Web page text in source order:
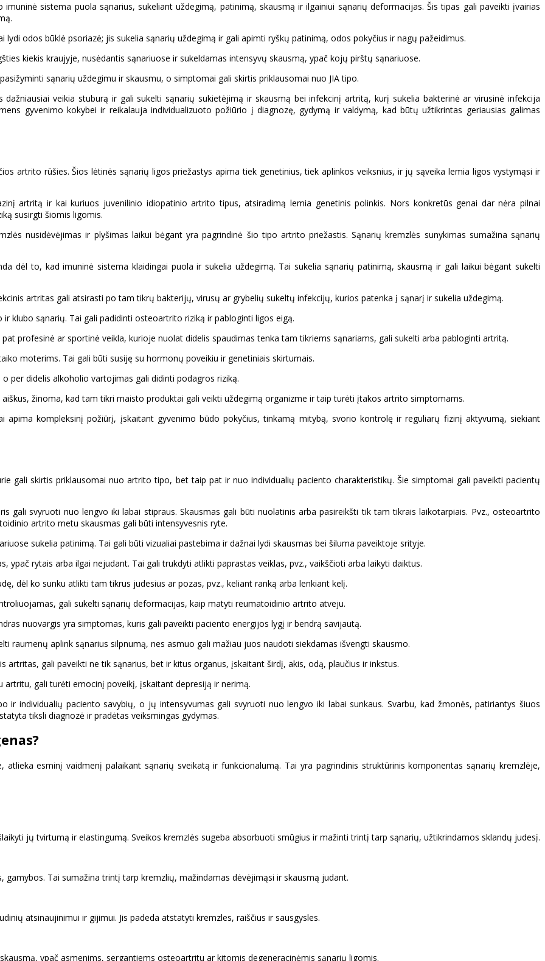
sistema puola sąnarius, sukeliant uždegimą, patinimą, skausmą ir ilgainiui sąnarių deformacijas. Šis tipas gali paveikti įvairias
odos būklė psoriazė; jis sukelia sąnarių uždegimą ir gali apimti ryškų patinimą, odos pokyčius ir nagų pažeidimus.
kiekis kraujyje, nusėdantis sąnariuose ir sukeldamas intensyvų skausmą, ypač kojų pirštų sąnariuose.
sąnarių uždegimu ir skausmu, o simptomai gali skirtis priklausomai nuo JIA tipo.
veikia stuburą ir gali sukelti sąnarių sukietėjimą ir skausmą bei infekcinį artritą, kurį sukelia bakterinė ar virusinė infekcija
gyvenimo kokybei ir reikalauja individualizuoto požiūrio į diagnozę, gydymą ir valdymą, kad būtų užtikrintas geriausias galimas
artrito rūšies. Šios lėtinės sąnarių ligos priežastys apima tiek genetinius, tiek aplinkos veiksnius, ir jų sąveika lemia ligos vystymąsi ir
artritą ir kai kuriuos juvenilinio idiopatinio artrito tipus, atsiradimą lemia genetinis polinkis. Nors konkretūs genai dar nėra pilnai
susirgti šiomis ligomis.
nusidėvėjimas ir plyšimas laikui bėgant yra pagrindinė šio tipo artrito priežastis. Sąnarių kremzlės sunykimas sumažina sąnarių
dėl to, kad imuninė sistema klaidingai puola ir sukelia uždegimą. Tai sukelia sąnarių patinimą, skausmą ir gali laikui bėgant sukelti
artritas gali atsirasti po tam tikrų bakterijų, virusų ar grybelių sukeltų infekcijų, kurios patenka į sąnarį ir sukelia uždegimą.
klubo sąnarių. Tai gali padidinti osteoartrito riziką ir pabloginti ligos eigą.
profesinė ar sportinė veikla, kurioje nuolat didelis spaudimas tenka tam tikriems sąnariams, gali sukelti arba pabloginti artritą.
moterims. Tai gali būti susiję su hormonų poveikiu ir genetiniais skirtumais.
per didelis alkoholio vartojimas gali didinti podagros riziką.
žinoma, kad tam tikri maisto produktai gali veikti uždegimą organizme ir taip turėti įtakos artrito simptomams.
apima kompleksinį požiūrį, įskaitant gyvenimo būdo pokyčius, tinkamą mitybą, svorio kontrolę ir reguliarų fizinį aktyvumą, siekiant
gali skirtis priklausomai nuo artrito tipo, bet taip pat ir nuo individualių paciento charakteristikų. Šie simptomai gali paveikti pacientų
gali svyruoti nuo lengvo iki labai stipraus. Skausmas gali būti nuolatinis arba pasireikšti tik tam tikrais laikotarpiais. Pvz., osteoartrito
artrito metu skausmas gali būti intensyvesnis ryte.
sukelia patinimą. Tai gali būti vizualiai pastebima ir dažnai lydi skausmas bei šiluma paveiktoje srityje.
ypač rytais arba ilgai nejudant. Tai gali trukdyti atlikti paprastas veiklas, pvz., vaikščioti arba laikyti daiktus.
dėl ko sunku atlikti tam tikrus judesius ar pozas, pvz., keliant ranką arba lenkiant kelį.
gali sukelti sąnarių deformacijas, kaip matyti reumatoidinio artrito atveju.
nuovargis yra simptomas, kuris gali paveikti paciento energijos lygį ir bendrą savijautą.
raumenų aplink sąnarius silpnumą, nes asmuo gali mažiau juos naudoti siekdamas išvengti skausmo.
artritas, gali paveikti ne tik sąnarius, bet ir kitus organus, įskaitant širdį, akis, odą, plaučius ir inkstus.
artritu, gali turėti emocinį poveikį, įskaitant depresiją ir nerimą.
ir individualių paciento savybių, o jų intensyvumas gali svyruoti nuo lengvo iki labai sunkaus. Svarbu, kad žmonės, patiriantys šiuos
tiksli diagnozė ir pradėtas veiksmingas gydymas.
esminį vaidmenį palaikant sąnarių sveikatą ir funkcionalumą. Tai yra pagrindinis struktūrinis komponentas sąnarių kremzlėje,
jų tvirtumą ir elastingumą. Sveikos kremzlės sugeba absorbuoti smūgius ir mažinti trintį tarp sąnarių, užtikrindamos sklandų judesį.
gamybos. Tai sumažina trintį tarp kremzlių, mažindamas dėvėjimąsi ir skausmą judant.
atsinaujinimui ir gijimui. Jis padeda atstatyti kremzles, raiščius ir sausgysles.
ypač asmenims, sergantiems osteoartritu ar kitomis degeneracinėmis sąnarių ligomis.